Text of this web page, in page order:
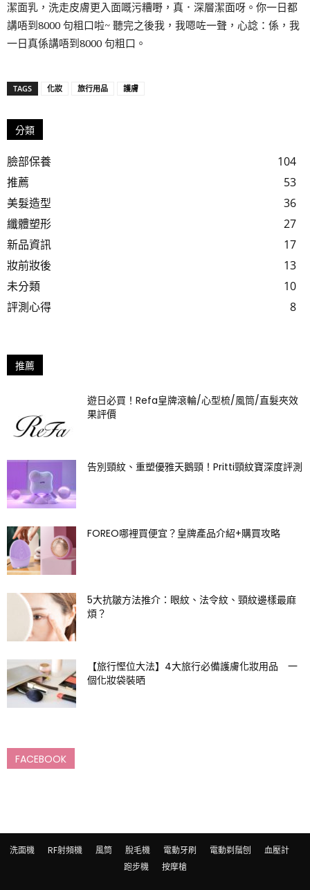
潔面乳，洗走皮膚更入面嘅污糟嘢，真．深層潔面呀。你一日都
講唔到8000 句粗口啦~ 聽完之後我，我嗯咗一聲，心諗：係，我
一日真係講唔到8000 句粗口。
TAGS 化妝 旅行用品 護膚
分類
臉部保養
104
推薦
53
美髮造型
36
纖體塑形
27
新品資訊
17
妝前妝後
13
未分類
10
評測心得
8
推薦
遊日必買！Refa皇牌滾輪/心型梳/風筒/直髮夾效
果評價
告別頸紋、重塑優雅天鵝頸！Pritti頸紋寶深度評測
FOREO哪裡買便宜？皇牌產品介紹+購買攻略
5大抗皺方法推介：眼紋、法令紋、頸紋邊樣最麻
煩？
【旅行慳位大法】4大旅行必備護膚化妝用品 一
個化妝袋裝晒
FACEBOOK
洗面機 RF射頻機 風筒 脫毛機 電動牙刷 電動剃鬚刨
血壓計
跑步機
按摩槍